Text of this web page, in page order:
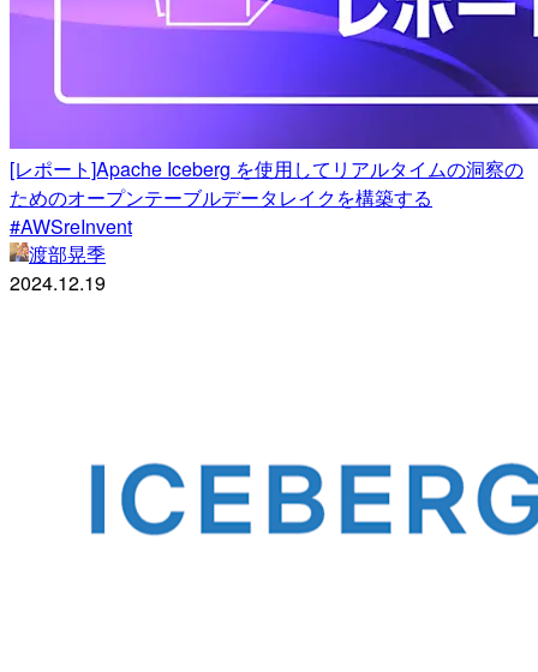
[レポート]Apache Iceberg を使用してリアルタイムの洞察の
ためのオープンテーブルデータレイクを構築する
#AWSreInvent
渡部晃季
2024.12.19